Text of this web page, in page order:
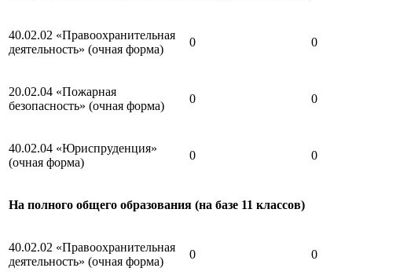
40.02.02 «Правоохранительная
деятельность» (очная форма)
0 0
20.02.04 «Пожарная
безопасность» (очная форма)
0 0
40.02.04 «Юриспруденция»
(очная форма)
0 0
На полного общего образования (на базе 11 классов)
40.02.02 «Правоохранительная
деятельность» (очная форма)
0 0